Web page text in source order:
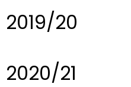
2019/20
2020/21